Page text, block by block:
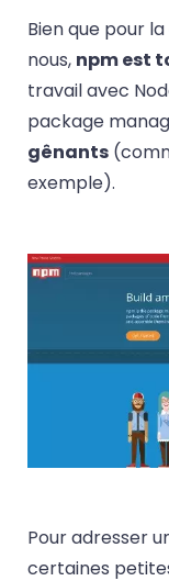
Bien que pour
nous, npm est
travail avec
package
gênants
exemple).
Pour adresser
certaines